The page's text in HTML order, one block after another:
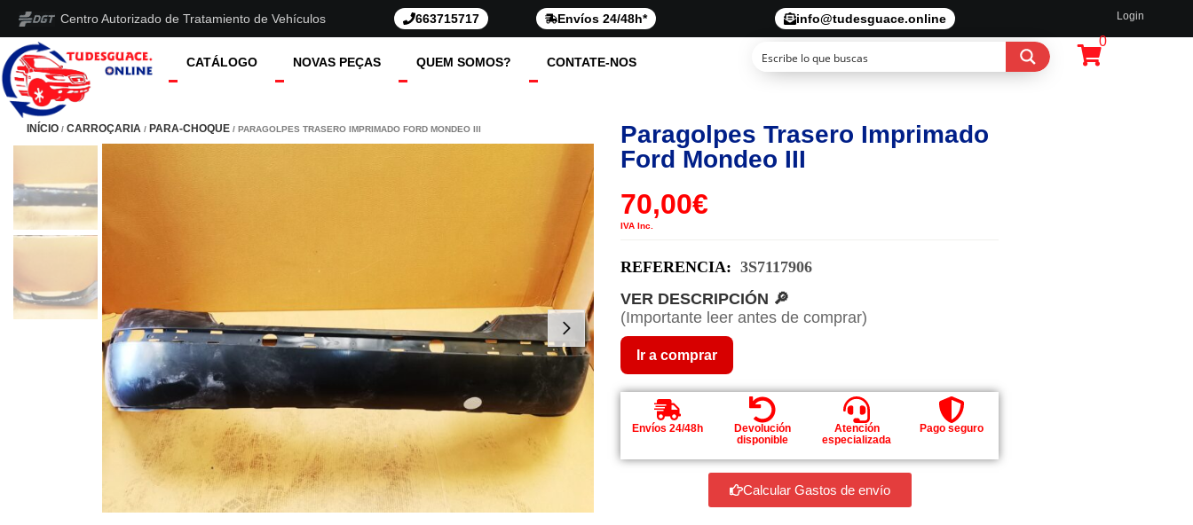
Centro Autorizado de Tratamiento de Vehículos 663715717 Envíos 24/48h* info@tudesguace.online Login
CATÁLOGO NOVAS PEÇAS QUEM SOMOS? CONTATE-NOS
0
INÍCIO / CARROÇARIA / PARA-CHOQUE / PARAGOLPES TRASERO IMPRIMADO FORD MONDEO III
Paragolpes Trasero Imprimado
Ford Mondeo III
70,00€
IVA Inc.
REFERENCIA: 3S7117906
VER DESCRIPCIÓN 🔎
(Importante leer antes de comprar)
Ir a comprar
Envíos 24/48h
Devolución
disponible
Atención
especializada
Pago seguro
Calcular Gastos de envío